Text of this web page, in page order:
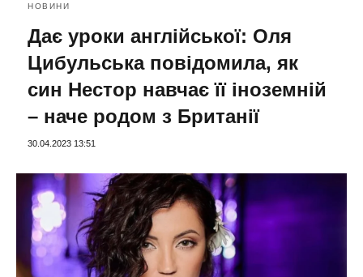
НОВИНИ
Дає уроки англійської: Оля
Цибульська повідомила, як
син Нестор навчає її іноземній
– наче родом з Британії
30.04.2023 13:51